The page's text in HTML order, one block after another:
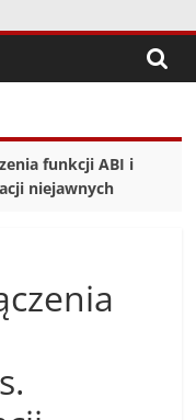
funkcji ABI i
niejawnych